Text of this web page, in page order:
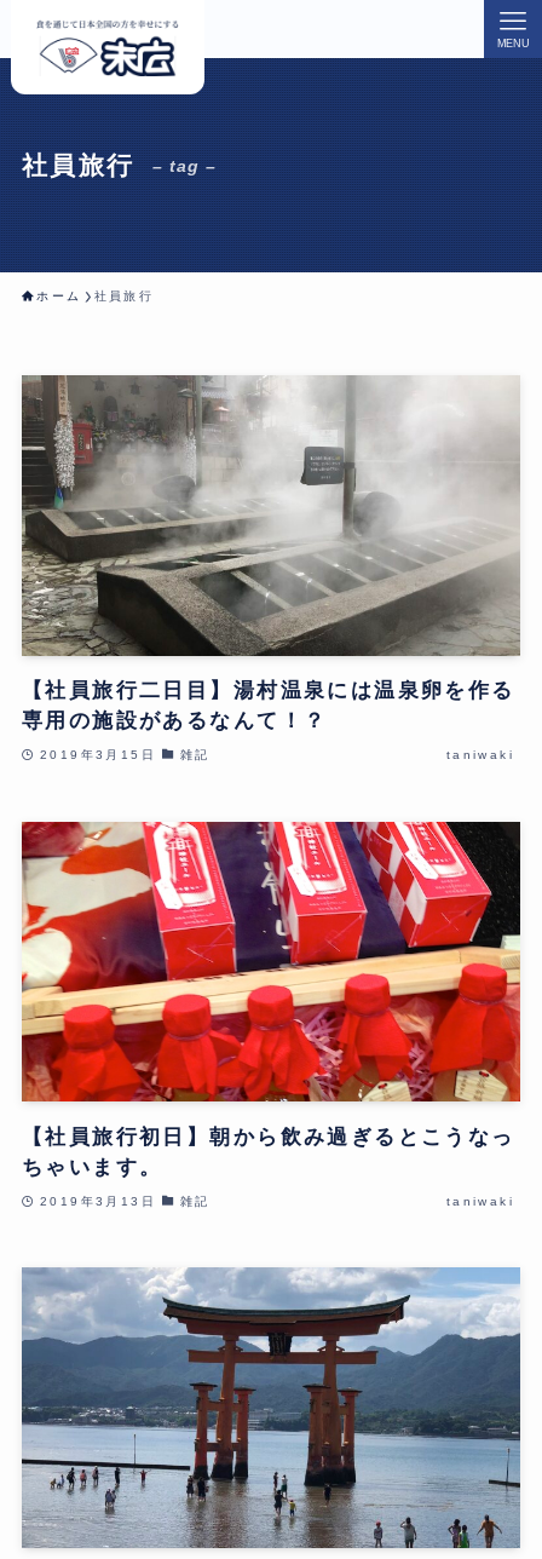
MENU
社員旅行 – tag –
ホーム 社員旅行
【社員旅行二日目】湯村温泉には温泉卵を作る
専用の施設があるなんて！？
2019年3月15日 雑記 taniwaki
【社員旅行初日】朝から飲み過ぎるとこうなっ
ちゃいます。
2019年3月13日 雑記 taniwaki